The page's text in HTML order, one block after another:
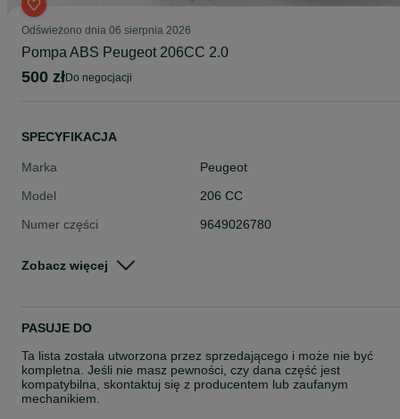
Odświeżono dnia 06 sierpnia 2026
Pompa ABS Peugeot 206CC 2.0
500 zł do negocjacji
SPECYFIKACJA
Marka
Peugeot
Model
206 CC
Numer części
9649026780
Rodzaj
Zobacz więcej
PASUJE DO
Ta lista została utworzona przez sprzedającego i może nie być
kompletna. Jeśli nie masz pewności, czy dana część jest
kompatybilna, skontaktuj się z producentem lub zaufanym
mechanikiem.